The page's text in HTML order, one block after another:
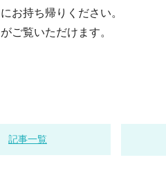
お持ち帰りください。
ご覧いただけます。
記事一覧